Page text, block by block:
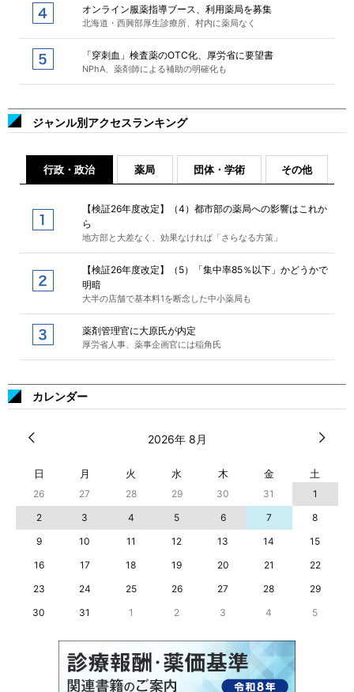
オンライン服薬指導ブース、利用薬局を募集
北海道・西興部厚生診療所、村内に薬局なく
「穿刺血」検査薬のOTC化、厚労省に要望書
NPhA、薬剤師による補助の明確化も
ジャンル別アクセスランキング
行政・政治 薬局 団体・学術 その他
【検証26年度改定】（4）都市部の薬局への影響はこれか
ら
地方部と大差なく、効果なければ「さらなる方策」
【検証26年度改定】（5）「集中率85％以下」かどうかで
明暗
大半の店舗で基本料1を断念した中小薬局も
薬剤管理官に大原氏が内定
厚労省人事、薬事企画官には稲角氏
カレンダー
2026年 8月
日 月 火 水 木 金 土
26 27 28 29 30 31
1
2
3 4 5 6 7
8
9
10 11 12 13 14
15
16
17 18 19 20 21
22
23
24 25 26 27 28
29
30
31 1 2 3 4 5